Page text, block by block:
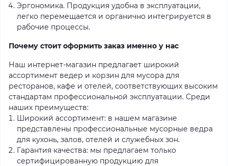
Эргономика. Продукция удобна в эксплуатации,
легко перемещается и органично интегрируется в
рабочие процессы.
Почему стоит оформить заказ именно у нас
Наш интернет-магазин предлагает широкий
ассортимент ведер и корзин для мусора для
ресторанов, кафе и отелей, соответствующих высоким
стандартам профессиональной эксплуатации. Среди
наших преимуществ:
Широкий ассортимент: в нашем магазине
представлены профессиональные мусорные ведра
для кухонь, залов, отелей и служебных зон.
Гарантия качества: мы предлагаем только
сертифицированную продукцию для